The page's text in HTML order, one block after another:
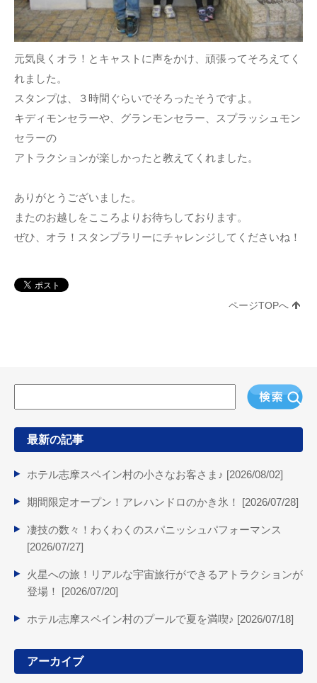
元気良くオラ！とキャストに声をかけ、頑張ってそろえてく
れました。
スタンプは、３時間ぐらいでそろったそうですよ。
キディモンセラーや、グランモンセラー、スプラッシュモン
セラーの
アトラクションが楽しかったと教えてくれました。
ありがとうございました。
またのお越しをこころよりお待ちしております。
ぜひ、オラ！スタンプラリーにチャレンジしてくださいね！
ページTOPへ
最新の記事
ホテル志摩スペイン村の小さなお客さま♪ [2026/08/02]
期間限定オープン！アレハンドロのかき氷！ [2026/07/28]
凄技の数々！わくわくのスパニッシュパフォーマンス
[2026/07/27]
火星への旅！リアルな宇宙旅行ができるアトラクションが
登場！ [2026/07/20]
ホテル志摩スペイン村のプールで夏を満喫♪ [2026/07/18]
アーカイブ